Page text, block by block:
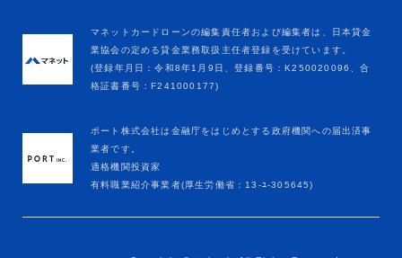
マネットカードローンの編集責任者および編集者は、日本貸金
業協会の定める貸金業務取扱主任者登録を受けています。
(登録年月日：令和8年1月9日、登録番号：K250020096、合
格証書番号：F241000177)
ポート株式会社は金融庁をはじめとする政府機関への届出済事
業者です。
適格機関投資家
有料職業紹介事業者(厚生労働省：13-ﾕ-305645)